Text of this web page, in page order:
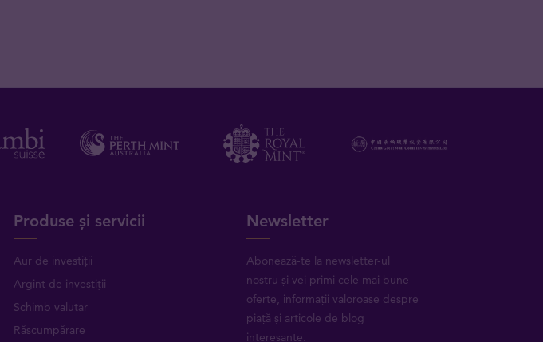
Produse și servicii
Aur de investiții
Argint de investiții
Schimb valutar
Răscumpărare
Newsletter
Abonează-te la newsletter-ul
nostru și vei primi cele mai bune
oferte, informații valoroase despre
piață și articole de blog
interesante.